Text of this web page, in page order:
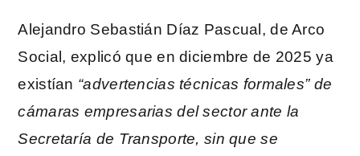
Alejandro Sebastián Díaz Pascual, de Arco
Social, explicó que en diciembre de 2025 ya
existían “advertencias técnicas formales” de
cámaras empresarias del sector ante la
Secretaría de Transporte, sin que se